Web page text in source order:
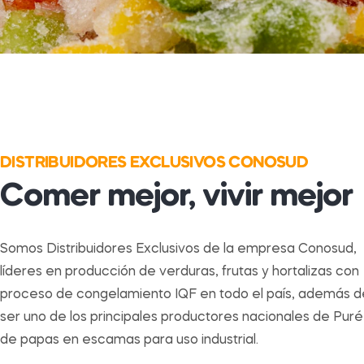
DISTRIBUIDORES EXCLUSIVOS CONOSUD
Comer mejor, vivir mejor
Somos Distribuidores Exclusivos de la empresa Conosud,
líderes en producción de verduras, frutas y hortalizas con
proceso de congelamiento IQF en todo el país, además
ser uno de los principales productores nacionales de Puré
de papas en escamas para uso industrial.